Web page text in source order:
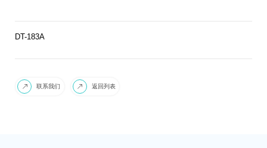
DT-183A
 联系我们  返回列表